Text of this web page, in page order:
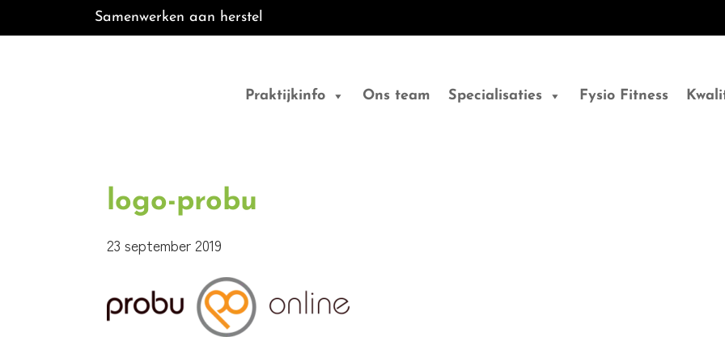
Samenwerken aan herstel
Praktijkinfo Ons team Specialisaties Fysio Fitness
logo-probu
23 september 2019